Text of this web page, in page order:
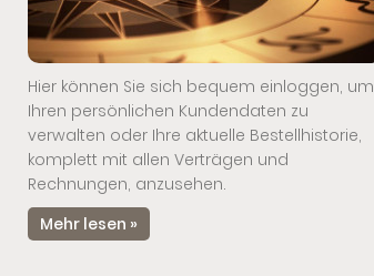
Hier können Sie sich bequem einloggen, um
Ihren persönlichen Kundendaten zu
verwalten oder Ihre aktuelle Bestellhistorie,
komplett mit allen Verträgen und
Rechnungen, anzusehen.
Mehr lesen »